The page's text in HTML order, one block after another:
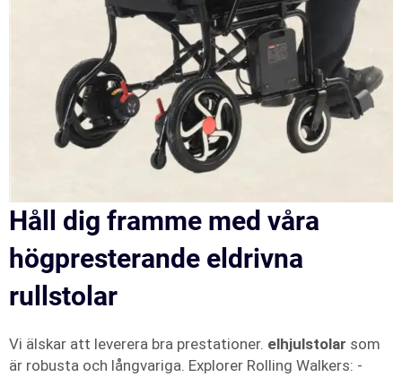
Håll dig framme med våra
högpresterande eldrivna
rullstolar
Vi älskar att leverera bra prestationer. elhjulstolar som
är robusta och långvariga. Explorer Rolling Walkers: -